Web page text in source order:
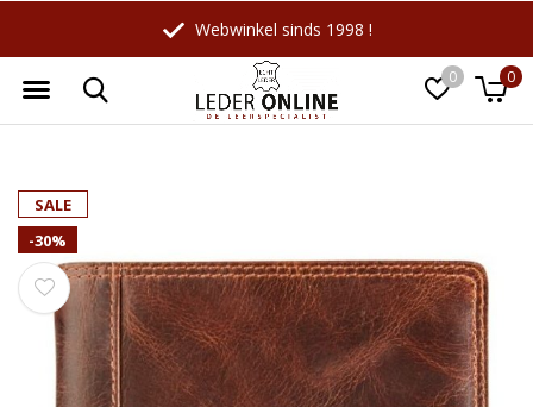
0 0
Webwinkel sinds 1998 !
Wellicht zijn deze producten ook
-18% -10%
SALE
-30%